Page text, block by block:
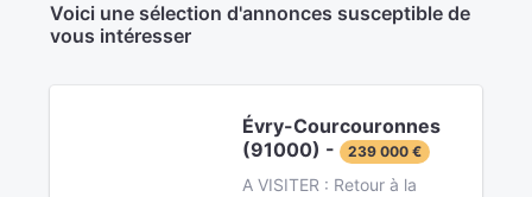
Voici une sélection d'annonces susceptible de
vous intéresser
Évry-Courcouronnes
(91000) -
239 000 €
A VISITER : Retour à la